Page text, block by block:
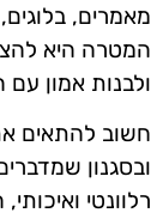
מאמרים,
המטרה היא
ולבנות אמון
חשוב להתאים
ובסגנון
רלוונטי